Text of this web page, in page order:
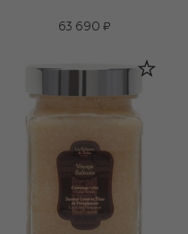
63 690 ₽